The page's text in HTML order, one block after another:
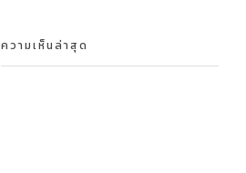
ความเห็นล่าสุด